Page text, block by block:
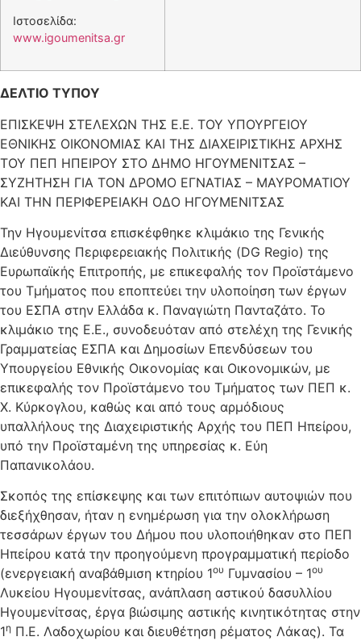
Ιστοσελίδα:
www.igoumenitsa.gr
ΔΕΛΤΙΟ ΤΥΠΟΥ
ΕΠΙΣΚΕΨΗ ΣΤΕΛΕΧΩΝ ΤΗΣ Ε.Ε. ΤΟΥ ΥΠΟΥΡΓΕΙΟΥ
ΕΘΝΙΚΗΣ ΟΙΚΟΝΟΜΙΑΣ ΚΑΙ ΤΗΣ ΔΙΑΧΕΙΡΙΣΤΙΚΗΣ ΑΡΧΗΣ
ΤΟΥ ΠΕΠ ΗΠΕΙΡΟΥ ΣΤΟ ΔΗΜΟ ΗΓΟΥΜΕΝΙΤΣΑΣ –
ΣΥΖΗΤΗΣΗ ΓΙΑ ΤΟΝ ΔΡΟΜΟ ΕΓΝΑΤΙΑΣ – ΜΑΥΡΟΜΑΤΙΟΥ
ΚΑΙ ΤΗΝ ΠΕΡΙΦΕΡΕΙΑΚΗ ΟΔΟ ΗΓΟΥΜΕΝΙΤΣΑΣ
Την Ηγουμενίτσα επισκέφθηκε κλιμάκιο της Γενικής
Διεύθυνσης Περιφερειακής Πολιτικής (DG Regio) της
Ευρωπαϊκής Επιτροπής, με επικεφαλής τον Προϊστάμενο
του Τμήματος που εποπτεύει την υλοποίηση των έργων
του ΕΣΠΑ στην Ελλάδα κ. Παναγιώτη Πανταζάτο. Το
κλιμάκιο της Ε.Ε., συνοδευόταν από στελέχη της Γενικής
Γραμματείας ΕΣΠΑ και Δημοσίων Επενδύσεων του
Υπουργείου Εθνικής Οικονομίας και Οικονομικών, με
επικεφαλής τον Προϊστάμενο του Τμήματος των ΠΕΠ κ.
Χ. Κύρκογλου, καθώς και από τους αρμόδιους
υπαλλήλους της Διαχειριστικής Αρχής του ΠΕΠ Ηπείρου,
υπό την Προϊσταμένη της υπηρεσίας κ. Εύη
Παπανικολάου.
Σκοπός της επίσκεψης και των επιτόπιων αυτοψιών που
διεξήχθησαν, ήταν η ενημέρωση για την ολοκλήρωση
τεσσάρων έργων του Δήμου που υλοποιήθηκαν στο ΠΕΠ
Ηπείρου κατά την προηγούμενη προγραμματική περίοδο
(ενεργειακή αναβάθμιση κτηρίου 1ου Γυμνασίου – 1ου
Λυκείου Ηγουμενίτσας, ανάπλαση αστικού δασυλλίου
Ηγουμενίτσας, έργα βιώσιμης αστικής κινητικότητας στην
1η Π.Ε. Λαδοχωρίου και διευθέτηση ρέματος Λάκας). Τα